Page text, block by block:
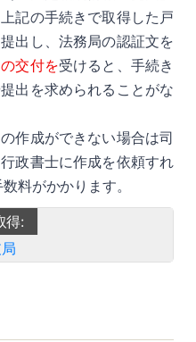
記の手続きで取得した戸
出し、法務局の認証文を
交付を受けると、手続き
出を求められることがな
作成ができない場合は司
政書士に作成を依頼すれ
料がかかります。
得: